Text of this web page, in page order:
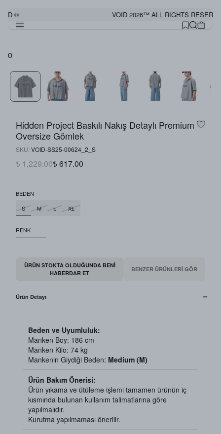
© VOID 2026™ ALL RIGHTS
0
Hidden Project Baskılı Nakış Detaylı Premium
Oversize Gömlek
SKU: VOID-SS25-00624_2_S
₺ 1,229.00₺ 617.00
BEDEN
S
M L XL
RENK
ÜRÜN STOKTA OLDUĞUNDA BENI
HABERDAR ET
BENZER ÜRÜNLERİ GÖR
Ürün Detayı
Beden ve Uyumluluk:
Manken Boy: 186 cm
Manken Kilo: 74 kg
Mankenin Giydiği Beden: Medium (M)
Ürün Bakım Önerisi:
Ürün yıkama ve ütüleme işlemi tamamen ürünün iç
kısmında bulunan kullanım talimatlarına göre
yapılmalıdır.
Kurutma yapılmaması önerilir.